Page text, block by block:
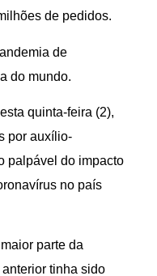
de pedidos.
de
do mundo.
quinta-feira (2),
por auxílio-
palpável do impacto
no país
parte da
tinha sido